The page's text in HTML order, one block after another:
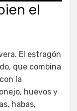
el
El estragón
que combina
la
huevos y
habas,